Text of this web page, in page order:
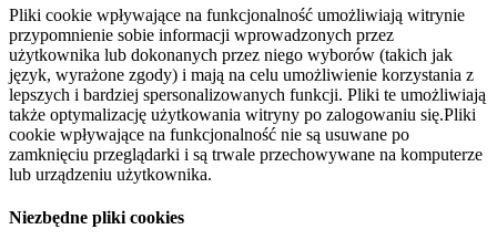
Pliki cookie wpływające na funkcjonalność umożliwiają witrynie
przypomnienie sobie informacji wprowadzonych przez
użytkownika lub dokonanych przez niego wyborów (takich jak
język, wyrażone zgody) i mają na celu umożliwienie korzystania z
lepszych i bardziej spersonalizowanych funkcji. Pliki te umożliwiają
także optymalizację użytkowania witryny po zalogowaniu się.Pliki
cookie wpływające na funkcjonalność nie są usuwane po
zamknięciu przeglądarki i są trwale przechowywane na komputerze
lub urządzeniu użytkownika.
Niezbędne pliki cookies